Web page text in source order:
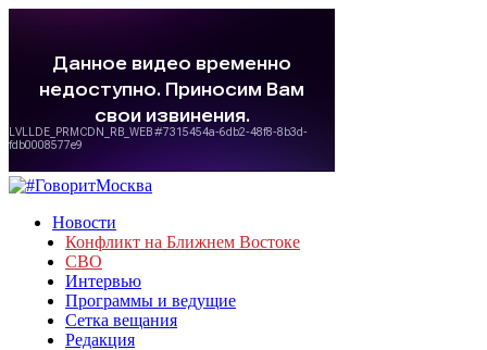
Новости
Конфликт на Ближнем Востоке
СВО
Интервью
Программы и ведущие
Сетка вещания
Редакция